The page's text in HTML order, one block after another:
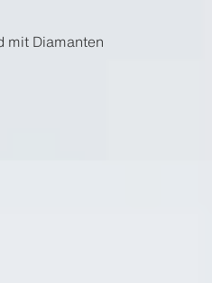
mit Diamanten